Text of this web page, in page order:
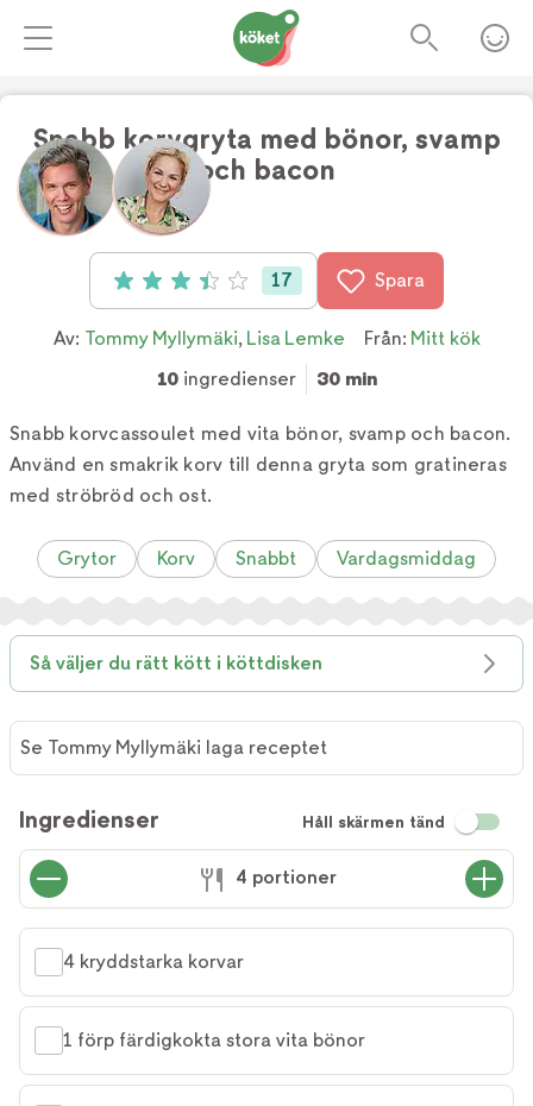
Snabb korvgryta med bönor, svamp
och bacon
Betyg: 3.41 av 5 (17 röster)
17 Spara
Av: Tommy Myllymäki, Lisa Lemke Från: Mitt kök
10ingredienser 30 min
Snabb korvcassoulet med vita bönor, svamp och bacon.
Använd en smakrik korv till denna gryta som gratineras
med ströbröd och ost.
Grytor Korv Snabbt Vardagsmiddag
Så väljer du rätt kött i köttdisken
Se Tommy Myllymäki laga receptet
Ingredienser Håll skärmen tänd
4 portioner
4 kryddstarka korvar
1 förp färdigkokta stora vita bönor